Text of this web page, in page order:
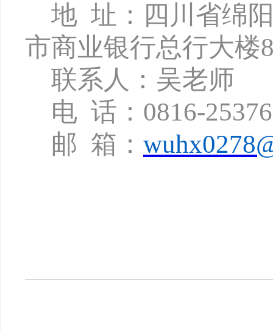
地 址：四川省绵
市商业银行总行大楼
联系人：吴老师
电 话： 0816-
邮 箱：